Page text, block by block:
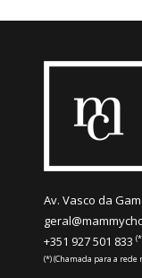
Av. Vasco da
+351 927 501 833
(*) (Chamada para a rede